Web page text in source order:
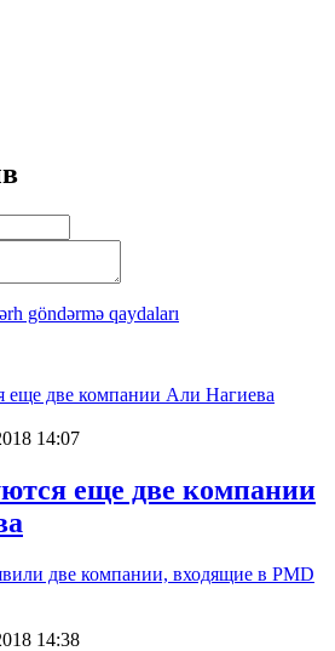
göndərmə qaydaları
14:07
еще две компании
14:38